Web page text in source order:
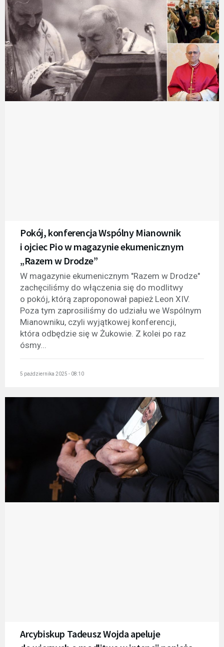
Pokój, konferencja Wspólny Mianownik
i ojciec Pio w magazynie ekumenicznym
„Razem w Drodze”
W magazynie ekumenicznym "Razem w Drodze"
zachęciliśmy do włączenia się do modlitwy
o pokój, którą zaproponował papież Leon XIV.
Poza tym zaprosiliśmy do udziału we Wspólnym
Mianowniku, czyli wyjątkowej konferencji,
która odbędzie się w Żukowie. Z kolei po raz
ósmy...
5 października 2025 - 08:10
Arcybiskup Tadeusz Wojda apeluje